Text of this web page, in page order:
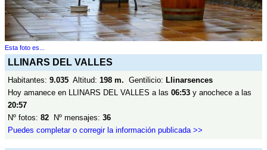
Esta foto es...
LLINARS DEL VALLES
Habitantes: 9.035 Altitud: 198 m. Gentilicio: Llinarsences
Hoy amanece en LLINARS DEL VALLES a las 06:53 y anochece a las
20:57
Nº fotos: 82 Nº mensajes: 36
Puedes completar o corregir la información publicada >>